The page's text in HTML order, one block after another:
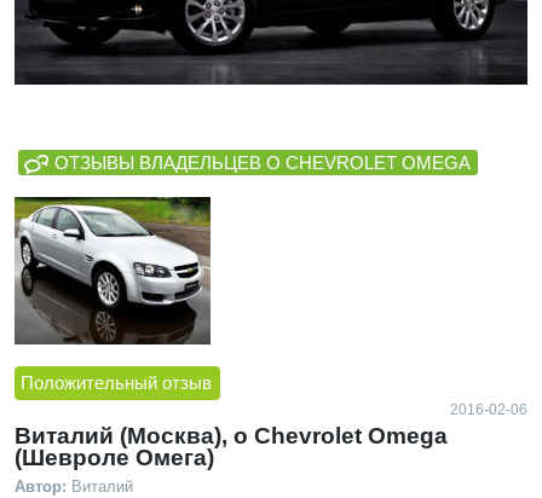
ОТЗЫВЫ ВЛАДЕЛЬЦЕВ О CHEVROLET OMEGA
Положительный отзыв
2016-02-06
Виталий (Москва), о Chevrolet Omega
(Шевроле Омега)
Автор: Виталий